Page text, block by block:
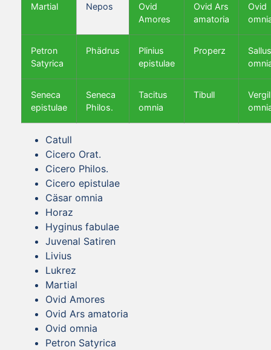
Martial Nepos
Ovid
Amores
Ovid Ars
amatoria
Ovid
Petron
Satyrica
Phädrus
Plinius
epistulae
Properz
Seneca
epistulae
Seneca
Philos.
Tacitus
omnia
Tibull
Vergil
Catull
Cicero Orat.
Cicero Philos.
Cicero epistulae
Cäsar omnia
Horaz
Hyginus fabulae
Juvenal Satiren
Livius
Lukrez
Martial
Ovid Amores
Ovid Ars amatoria
Ovid omnia
Petron Satyrica